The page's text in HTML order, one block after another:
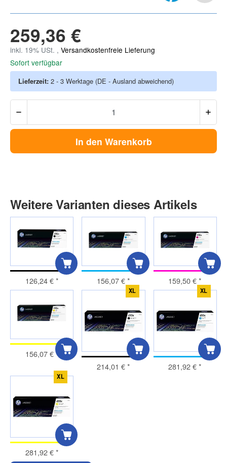
259,36 €
inkl. 19% USt. , Versandkostenfreie Lieferung
Sofort verfügbar
Lieferzeit: 2 - 3 Werktage (DE - Ausland abweichend)
In den Warenkorb
Weitere Varianten dieses Artikels
126,24 €* 156,07 €* 159,50 €*
156,07 €*
XL
214,01 €*
XL
281,92 €*
XL
281,92 €*